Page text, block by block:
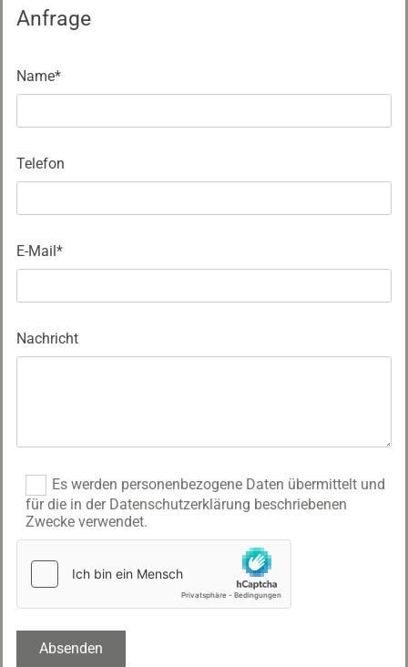
Anfrage
Name*
Telefon
E-Mail*
Nachricht
Es werden personenbezogene Daten übermittelt und
für die in der Datenschutzerklärung beschriebenen
Zwecke verwendet.